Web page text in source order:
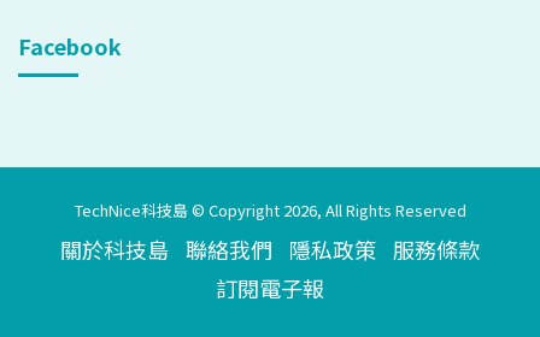
Facebook
TechNice科技島 © Copyright 2026, All Rights Reserved
關於科技島 聯絡我們 隱私政策 服務條款
訂閱電子報